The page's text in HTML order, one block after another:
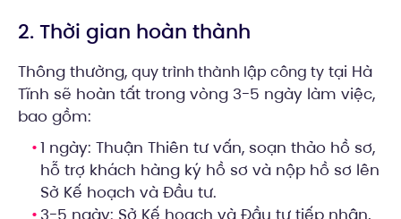
2. Thời gian hoàn thành
Thông thường, quy trình thành lập công ty tại Hà
Tĩnh sẽ hoàn tất trong vòng 3-5 ngày làm việc,
bao gồm:
1 ngày: Thuận Thiên tư vấn, soạn thảo hồ sơ,
hỗ trợ khách hàng ký hồ sơ và nộp hồ sơ lên
Sở Kế hoạch và Đầu tư.